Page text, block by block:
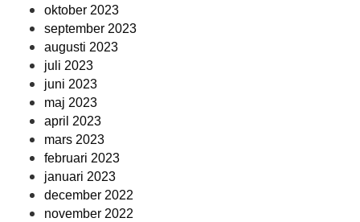
oktober 2023
september 2023
augusti 2023
juli 2023
juni 2023
maj 2023
april 2023
mars 2023
februari 2023
januari 2023
december 2022
november 2022